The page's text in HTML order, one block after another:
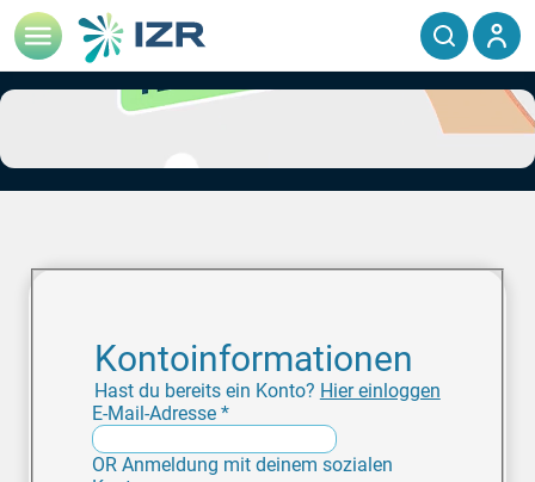
Kontoinformationen
Hast du bereits ein Konto? Hier einloggen
E-Mail-Adresse *
OR Anmeldung mit deinem sozialen